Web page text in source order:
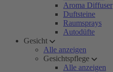
Aroma Diffuser
Duftsteine
Raumsprays
Autodüfte
Gesicht
Alle anzeigen
Gesichtspflege
Alle anzeigen